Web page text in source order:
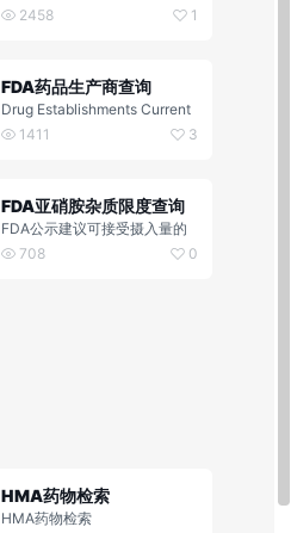
2458
1
FDA药品生产商查询
Drug Establishments Current
Registration Site
1411 3
FDA亚硝胺杂质限度查询
FDA公示建议可接受摄入量的
亚硝胺杂质信息
708 0
HMA药物检索
HMA药物检索